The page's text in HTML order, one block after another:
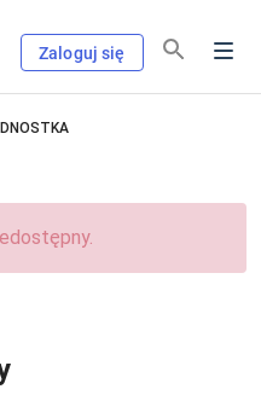
Zaloguj się